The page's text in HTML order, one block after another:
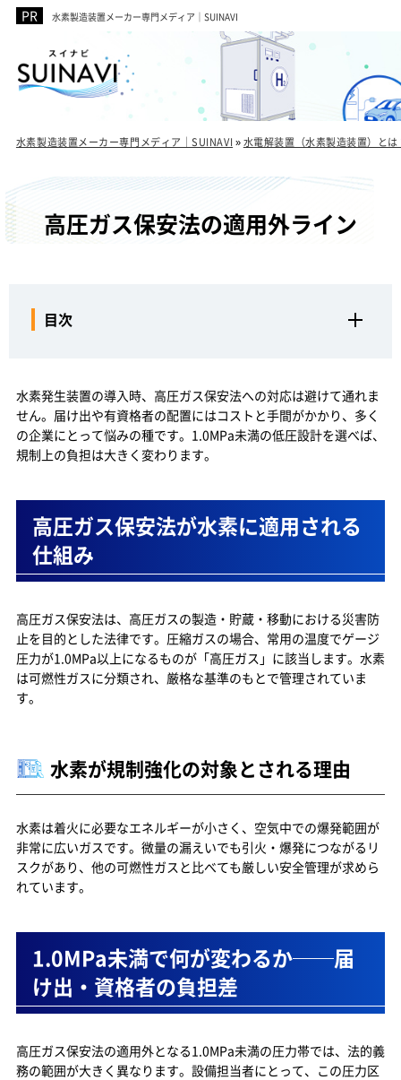
水素製造装置メーカー専門メディア｜SUINAVI
水素製造装置メーカー専門メディア｜SUINAVI »水電解装置（水素製造装置）とは
高圧ガス保安法の適用外ライン
目次
1.0MPa未満で何が変わるか──届け出・資格者の
負担差
1.0MPa未満になると省略できる手続き
低圧設計の水素発生装置を選ぶ合理的な理由
導入時のコスト・運用面での優位性
水素発生装置の導入時、高圧ガス保安法への対応は避けて通れま
せん。届け出や有資格者の配置にはコストと手間がかかり、多く
の企業にとって悩みの種です。1.0MPa未満の低圧設計を選べば、
規制上の負担は大きく変わります。
高圧ガス保安法が水素に適用される
仕組み
高圧ガス保安法は、高圧ガスの製造・貯蔵・移動における災害防
止を目的とした法律です。圧縮ガスの場合、常用の温度でゲージ
圧力が1.0MPa以上になるものが「高圧ガス」に該当します。水素
は可燃性ガスに分類され、厳格な基準のもとで管理されていま
す。
水素が規制強化の対象とされる理由
水素は着火に必要なエネルギーが小さく、空気中での爆発範囲が
非常に広いガスです。微量の漏えいでも引火・爆発につながるリ
スクがあり、他の可燃性ガスと比べても厳しい安全管理が求めら
れています。
1.0MPa未満で何が変わるか──届
け出・資格者の負担差
高圧ガス保安法の適用外となる1.0MPa未満の圧力帯では、法的義
務の範囲が大きく異なります。設備担当者にとって、この圧力区